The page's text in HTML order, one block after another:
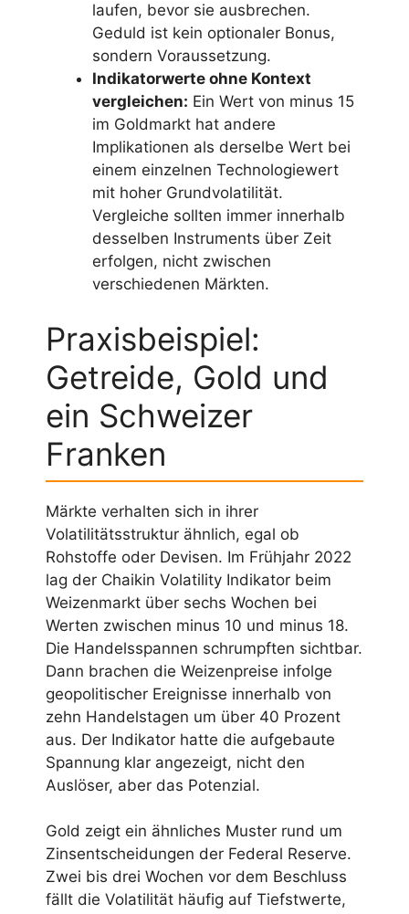
laufen, bevor sie ausbrechen.
Geduld ist kein optionaler Bonus,
sondern Voraussetzung.
Indikatorwerte ohne Kontext
vergleichen: Ein Wert von minus 15
im Goldmarkt hat andere
Implikationen als derselbe Wert bei
einem einzelnen Technologiewert
mit hoher Grundvolatilität.
Vergleiche sollten immer innerhalb
desselben Instruments über Zeit
erfolgen, nicht zwischen
verschiedenen Märkten.
Praxisbeispiel:
Getreide, Gold und
ein Schweizer
Franken
Märkte verhalten sich in ihrer
Volatilitätsstruktur ähnlich, egal ob
Rohstoffe oder Devisen. Im Frühjahr 2022
lag der Chaikin Volatility Indikator beim
Weizenmarkt über sechs Wochen bei
Werten zwischen minus 10 und minus 18.
Die Handelsspannen schrumpften sichtbar.
Dann brachen die Weizenpreise infolge
geopolitischer Ereignisse innerhalb von
zehn Handelstagen um über 40 Prozent
aus. Der Indikator hatte die aufgebaute
Spannung klar angezeigt, nicht den
Auslöser, aber das Potenzial.
Gold zeigt ein ähnliches Muster rund um
Zinsentscheidungen der Federal Reserve.
Zwei bis drei Wochen vor dem Beschluss
fällt die Volatilität häufig auf Tiefstwerte,